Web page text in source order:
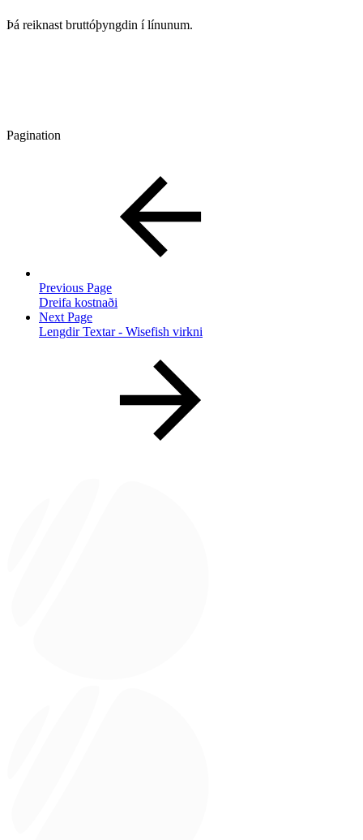
Þá reiknast bruttóþyngdin í línunum.
Pagination
Previous Page
Dreifa kostnaði
Next Page
Lengdir Textar - Wisefish virkni